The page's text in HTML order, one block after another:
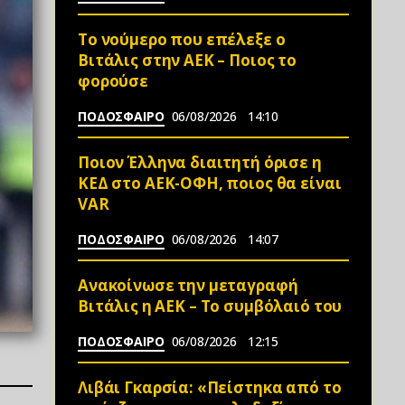
Το νούμερο που επέλεξε ο
Βιτάλις στην ΑΕΚ – Ποιος το
φορούσε
ΠΟΔΟΣΦΑΙΡΟ 06/08/2026 14:10
Ποιον Έλληνα διαιτητή όρισε η
ΚΕΔ στο ΑΕΚ-ΟΦΗ, ποιος θα είναι
VAR
ΠΟΔΟΣΦΑΙΡΟ 06/08/2026 14:07
Ανακοίνωσε την μεταγραφή
Βιτάλις η ΑΕΚ – Το συμβόλαιό του
ΠΟΔΟΣΦΑΙΡΟ 06/08/2026 12:15
Λιβάι Γκαρσία: «Πείστηκα από το